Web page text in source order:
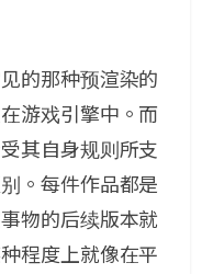
的那种预渲染的
游戏引擎中。而
其自身规则所支
。每件作品都是
物的后续版本就
程度上就像在平